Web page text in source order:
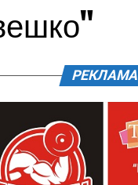
РЕКЛАМА